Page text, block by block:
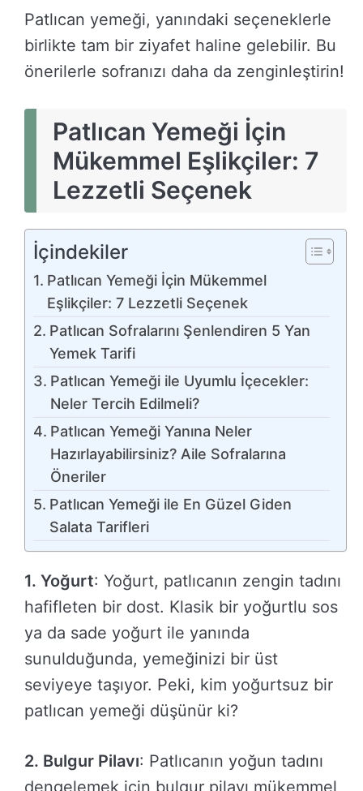
Patlıcan yemeği, yanındaki seçeneklerle
birlikte tam bir ziyafet haline gelebilir. Bu
önerilerle sofranızı daha da zenginleştirin!
Patlıcan Yemeği İçin
Mükemmel Eşlikçiler: 7
Lezzetli Seçenek
İçindekiler
Patlıcan Yemeği İçin Mükemmel
Eşlikçiler: 7 Lezzetli Seçenek
Patlıcan Sofralarını Şenlendiren 5 Yan
Yemek Tarifi
Patlıcan Yemeği ile Uyumlu İçecekler:
Neler Tercih Edilmeli?
Patlıcan Yemeği Yanına Neler
Hazırlayabilirsiniz? Aile Sofralarına
Öneriler
Patlıcan Yemeği ile En Güzel Giden
Salata Tarifleri
1. Yoğurt: Yoğurt, patlıcanın zengin tadını
hafifleten bir dost. Klasik bir yoğurtlu sos
ya da sade yoğurt ile yanında
sunulduğunda, yemeğinizi bir üst
seviyeye taşıyor. Peki, kim yoğurtsuz bir
patlıcan yemeği düşünür ki?
2. Bulgur Pilavı: Patlıcanın yoğun tadını